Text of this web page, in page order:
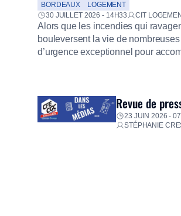
BORDEAUX
LOGEMENT
30 JUILLET 2026 - 14H33
CIT
Alors que les incendies qui
bouleversent la vie de
d’urgence exceptionnel pour
Revue de
23 JUIN 2026 -
STÉPHANIE